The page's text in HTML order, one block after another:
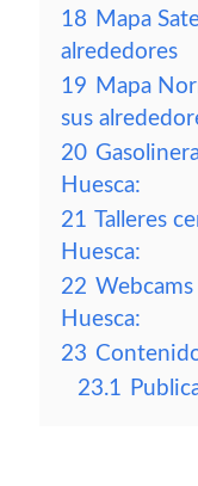
18 Mapa
alrededores
19 Mapa
sus
20
Huesca:
21 Talleres
Huesca:
22 Webcams
Huesca:
23
23.1